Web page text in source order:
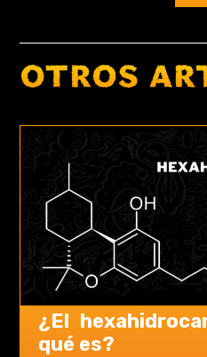
OTROS
¿El
qué es?